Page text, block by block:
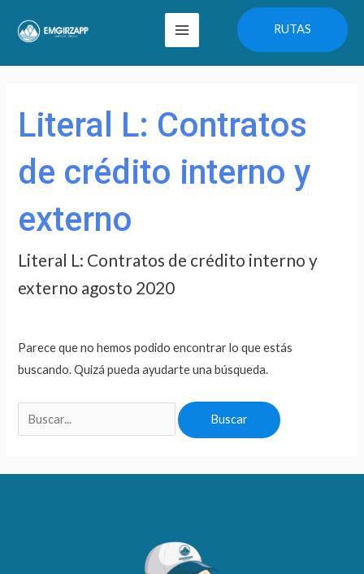
Main
Menu
RUTAS
Literal L: Contratos
de crédito interno y
externo
Literal L: Contratos de crédito interno y
externo agosto 2020
Parece que no hemos podido encontrar lo que estás
buscando. Quizá pueda ayudarte una búsqueda.